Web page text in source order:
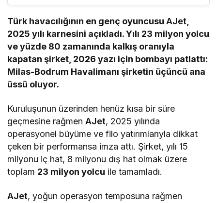
Türk havacılığının en genç oyuncusuAJet
2025 yılı karnesini açıkladı. Yılı 23 milyon yolcu
ve yüzde 80 zamanında kalkış oranıyla
kapatan şirket, 2026 yazı için bombayı patlattı:
Milas-Bodrum Havalimanı şirketin üçüncü ana
üssü oluyor.
Kuruluşunun üzerinden henüz kısa bir süre
geçmesine rağmenAJet, 2025 yılında
operasyonel büyüme ve filo yatırımlarıyla dikkat
çeken bir performansa imza attı. Şirket, yılı 15
milyonu iç hat, 8 milyonu dış hat olmak üzere
toplam 23 milyon yolcu ile tamamladı.
AJet, yoğun operasyon temposuna rağmen